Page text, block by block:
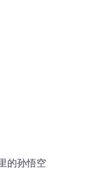
的孙悟空